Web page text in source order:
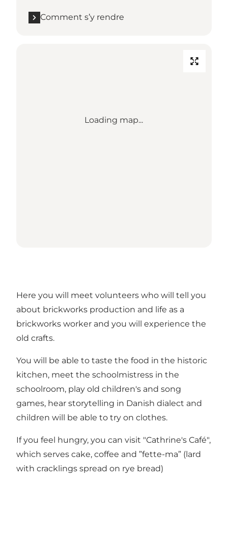
Comment s’y rendre
Loading map...
Here you will meet volunteers who will tell you
about brickworks production and life as a
brickworks worker and you will experience the
old crafts.
You will be able to taste the food in the historic
kitchen, meet the schoolmistress in the
schoolroom, play old children's and song
games, hear storytelling in Danish dialect and
children will be able to try on clothes.
If you feel hungry, you can visit "Cathrine's Café",
which serves cake, coffee and ”fette-ma” (lard
with cracklings spread on rye bread)